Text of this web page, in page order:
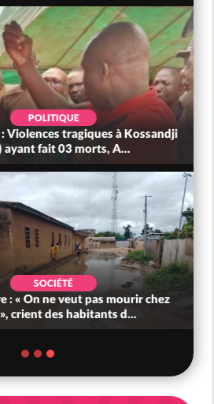
POLITIQUE
tragiques à Kossandji
fait 03 morts, A...
SOCIÉTÉ
On ne veut pas mourir chez
des habitants d...